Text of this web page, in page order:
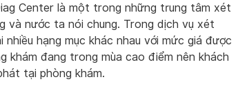
Center là một trong những trung tâm xét
và nước ta nói chung. Trong dịch vụ xét
hạng mục khác nhau với mức giá được
khám đang trong mùa cao điểm nên khách
tại phòng khám.